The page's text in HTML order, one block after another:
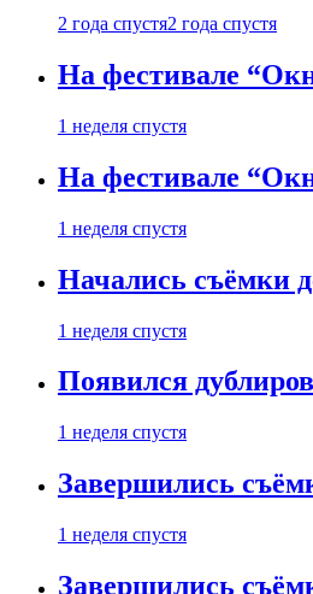
2 года спустя2 года спустя
На фестивале
1 неделя спустя
На фестивале
1 неделя спустя
Начались съёмки
1 неделя спустя
Появился
1 неделя спустя
Завершились
1 неделя спустя
Завершились